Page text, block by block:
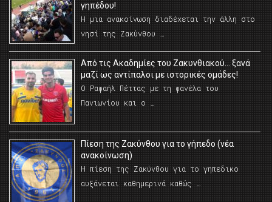
γηπέδου!
Η μια ανακοίνωση διαδέχεται την άλλη στο
νησί της Ζακύνθου …
Από τις Ακαδημίες του Ζακυνθιακού… ξανά
μαζί ως αντίπαλοι με ιστορικές ομάδες!
Ο Ραφαήλ Πέττας με τη φανέλα του
Πανιωνίου και ο …
Πίεση της Ζακύνθου για το γήπεδο (νέα
ανακοίνωση)
Η πίεση της Ζακύνθου για το γηπεδικο
αυξάνεται καθημερινά καθώς …